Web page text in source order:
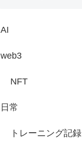
AI
web3
NFT
日常
トレーニング記録